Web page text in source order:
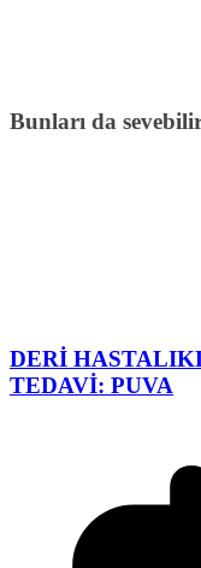
Bunları da
DERİ
TEDAVİ: PUVA